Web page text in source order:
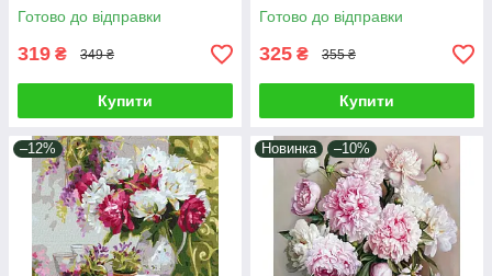
Готово до відправки
319 ₴ 349 ₴
Купити
Готово до відправки
325 ₴ 355 ₴
Купити
–12% Новинка –10%